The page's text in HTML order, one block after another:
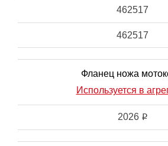
462517
462517
Фланец ножа
Используется в
2026 i